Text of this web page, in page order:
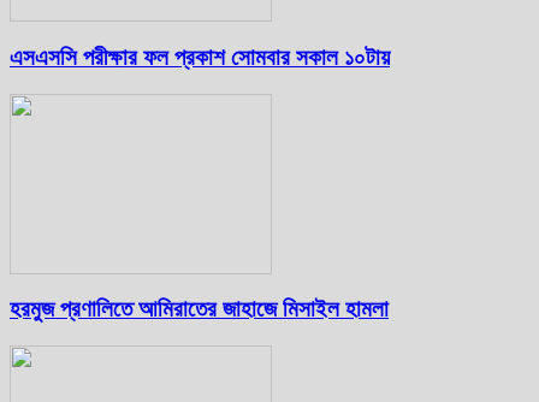
এসএসসি পরীক্ষার ফল প্রকাশ সোমবার সকাল ১০টায়
হরমুজ প্রণালিতে আমিরাতের জাহাজে মিসাইল হামলা